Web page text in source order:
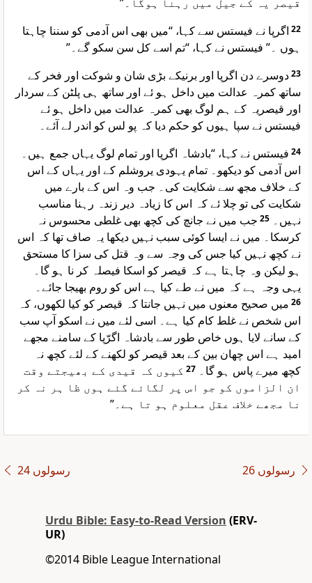
22 اگرپا نے فیستس سے کہا، “میں بھی اس آدمی کو سننا چاہتا
ہوں ۔” فیستس نے کہا، “تم اسے کل سن سکو گے۔”
23دوسرے دن اگرپا اور برنیکے بڑی شان و شوکت اور فخر کے
ساتھ کمرہ عدالت میں داخل ہو ئے اور ساتھ ہی پلٹن کے سردار
اور قیصریہ کے ہم لوگ بھی کمرہ عدالت میں داخل ہو ئے
فیستس نے سپا ہیوں کو حکم دیا کہ پو لس کو اندر لے آئے۔
24 فیستس نے کہا، “بادشاہ اگرپا اور تمام لوگ یہاں جمع ہیں۔
اس آدمی کو دیکھو۔ تمام یہودی یروشلم کے اور یہاں کے اس
کے خلاف مجھ سے شکایت کی۔ جب وہ اس کے بارے میں
شکایت کی تو چلا ئے کہ اس کا زیادہ دیر زندہ رہنا مناسب
نہیں۔ 25 جب میں نے جانچ کی کچھ بھی غلطی محسوس نہ
کرسکا۔ میں نے ایسا کوئی سبب نہیں دیکھا یہ صاف تھا کہ اس
نے کچھ نہیں کیا جس کی وجہ سے وہ قتل کی سزا کا مستحق
ہو لیکن وہ چاہتا ہے کہ قیصر کو اسکا فیصلہ کر نا ہو گا۔
یہی وجہ ہے کہ میں نے طے کیا ہے اس کو روم بھیجا جائے۔
26 میں صحیح معنوں میں نہیں جانتا کہ قیصر کو کیا لکھوں، کہ
اس شخص نے غلط کام کیا ہے۔ اسی لئے میں نے اسکو آپ سب
کے سانے لایا ہوں خاص طور سے بادشاہ اگرّپا کے سامنے مجھے
امید ہے اس چھان بین کے بعد قیصر کو لکھنے کے لئے کچھ نہ
کچھ میرے پاس ہو گا۔ 27 کیوں کہ قیدی کے بھیجتے وقت
ان الزاموں کو جو اس پر لگائے گئے ہوں ظا ہر نہ کر
نا مجھے خلاف عقل معلوم ہو تا ہے۔”
رسولوں 24 رسولوں 26
Urdu Bible: Easy-to-Read Version (ERV-
UR)
©2014 Bible League International